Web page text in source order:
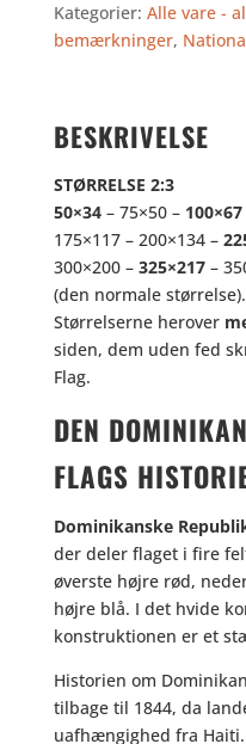
Kategorier: Alle vare -
bemærkninger,
BESKRIVELSE
STØRRELSE 2:3
50×34– 75×50 – 100×67
175×117 – 200×134 –
300×200 – 325×217–
(den normale størrelse).
Størrelserne herover
siden, dem uden fed
Flag.
DEN
FLAGS
Dominikanske
der deler flaget i fire
øverste højre rød,
højre blå. I det hvide
konstruktionen er et
Historien om
tilbage til 1844, da
uafhængighed fra